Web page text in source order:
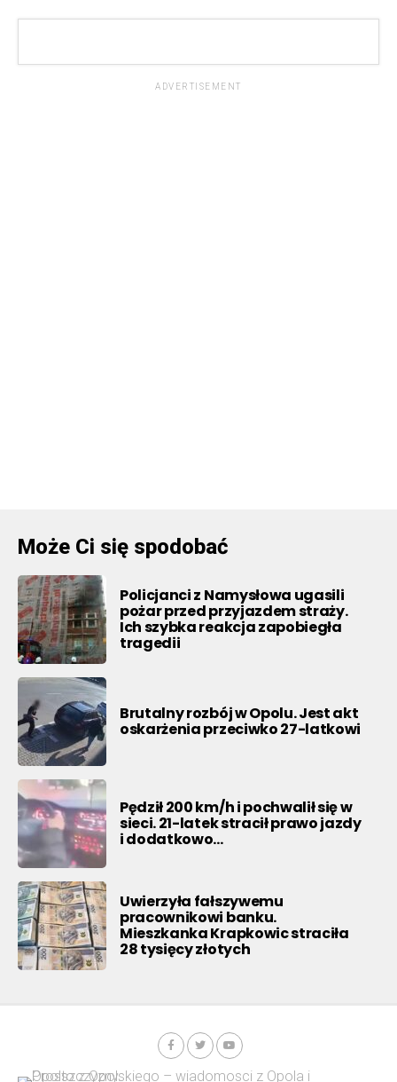
ADVERTISEMENT
Może Ci się spodobać
Policjanci z Namysłowa ugasili
pożar przed przyjazdem straży.
Ich szybka reakcja zapobiegła
tragedii
Brutalny rozbój w Opolu. Jest akt
oskarżenia przeciwko 27-latkowi
Pędził 200 km/h i pochwalił się w
sieci. 21-latek stracił prawo jazdy
i dodatkowo…
Uwierzyła fałszywemu
pracownikowi banku.
Mieszkanka Krapkowic straciła
28 tysięcy złotych